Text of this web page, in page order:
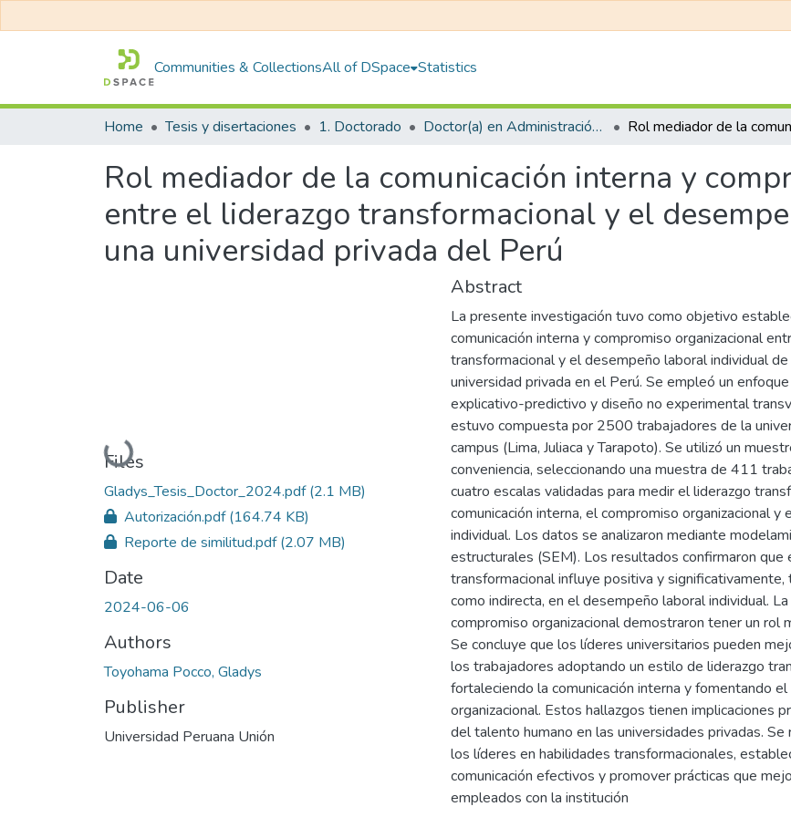
Communities & CollectionsAll of DSpace Statistics
Home Tesis y disertaciones 1. Doctorado Doctor(a) en Administración de Negocios
Rol mediador de la comunicación interna y
entre el liderazgo transformacional y el
una universidad privada del Perú
Loading...
Files
Gladys_Tesis_Doctor_2024.pdf(2.1 MB)
Autorización.pdf(164.74 KB)
Reporte de similitud.pdf(2.07 MB)
Date
2024-06-06
Authors
Toyohama Pocco, Gladys
Publisher
Universidad Peruana Unión
Abstract
La presente investigación tuvo como objetivo
comunicación interna y compromiso organizacional
transformacional y el desempeño laboral individual
universidad privada en el Perú. Se empleó un
explicativo-predictivo y diseño no experimental
estuvo compuesta por 2500 trabajadores de la
campus (Lima, Juliaca y Tarapoto). Se utilizó un
conveniencia, seleccionando una muestra de 411
cuatro escalas validadas para medir el liderazgo
comunicación interna, el compromiso organizacional
individual. Los datos se analizaron mediante
estructurales (SEM). Los resultados confirmaron que
transformacional influye positiva y
como indirecta, en el desempeño laboral individual.
compromiso organizacional demostraron tener un rol
Se concluye que los líderes universitarios pueden
los trabajadores adoptando un estilo de liderazgo
fortaleciendo la comunicación interna y fomentando
organizacional. Estos hallazgos tienen implicaciones
del talento humano en las universidades privadas. Se
los líderes en habilidades transformacionales,
comunicación efectivos y promover prácticas que
empleados con la institución